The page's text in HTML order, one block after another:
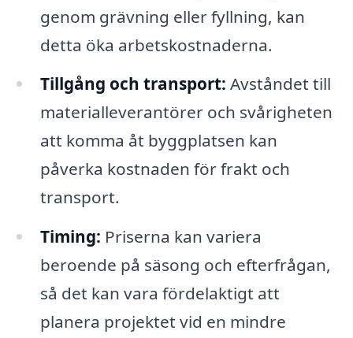
genom grävning eller fyllning, kan
detta öka arbetskostnaderna.
Tillgång och transport: Avståndet till
materialleverantörer och svårigheten
att komma åt byggplatsen kan
påverka kostnaden för frakt och
transport.
Timing: Priserna kan variera
beroende på säsong och efterfrågan,
så det kan vara fördelaktigt att
planera projektet vid en mindre